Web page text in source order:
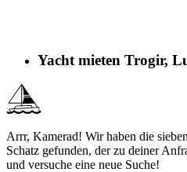
Yacht mieten Trogir,
Arrr, Kamerad! Wir haben die
Schatz gefunden, der zu deiner
und versuche eine neue Suche!